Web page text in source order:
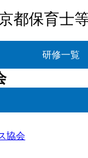
都保育士
研修一覧
協会